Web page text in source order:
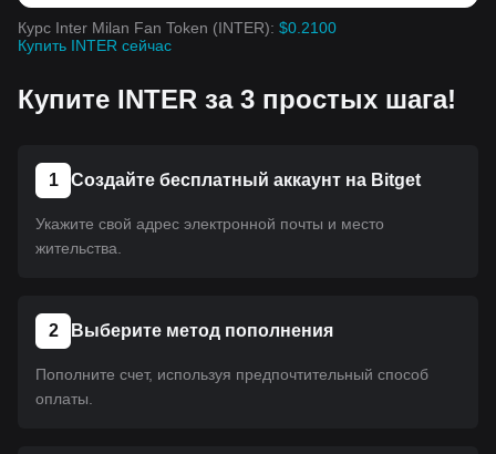
Курс Inter Milan Fan Token (INTER): $0.2100
Купить INTER сейчас
Купите INTER за 3 простых шага!
1 Создайте бесплатный аккаунт на Bitget
Укажите свой адрес электронной почты и место
жительства.
2 Выберите метод пополнения
Пополните счет, используя предпочтительный способ
оплаты.